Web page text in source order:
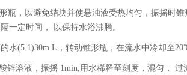
瓶，以避免结块并使悬浊液受热均匀，振摇时锥
一定时间，
以保持水浴沸腾。
水(5.1)30m L，转动锥形瓶，在流水中冷却至
锌溶液，振摇 1min,用水稀释至刻度，混匀， 过